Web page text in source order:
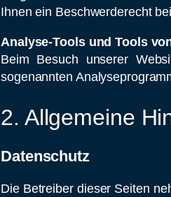
Ihnen ein Beschwerderecht
Analyse-Tools und Tools
Beim Besuch unserer
sogenannten
2. Allgemeine
Datenschutz
Die Betreiber dieser Seiten